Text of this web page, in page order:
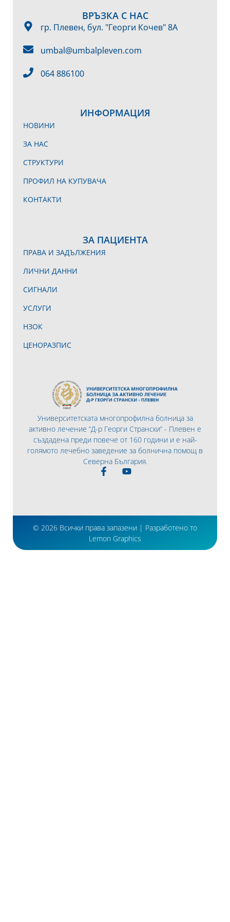
Университетската многопрофилна болница за
активно лечение “Д-р Георги Странски” - Плевен е
създадена преди повече от 160 години и е най-
голямото лечебно заведение за болнична помощ в
Северна България.
ИНФОРМАЦИЯ
НОВИНИ
ЗА НАС
СТРУКТУРИ
ПРОФИЛ НА КУПУВАЧА
КОНТАКТИ
ЗА ПАЦИЕНТА
ПРАВА И ЗАДЪЛЖЕНИЯ
ЛИЧНИ ДАННИ
СИГНАЛИ
УСЛУГИ
НЗОК
ЦЕНОРАЗПИС
ВРЪЗКА С НАС
гр. Плевен, бул. "Георги Кочев" 8А
umbal@umbalpleven.com
064 886100
© 2026 Всички права запазени | Разработено то
Lemon Graphics